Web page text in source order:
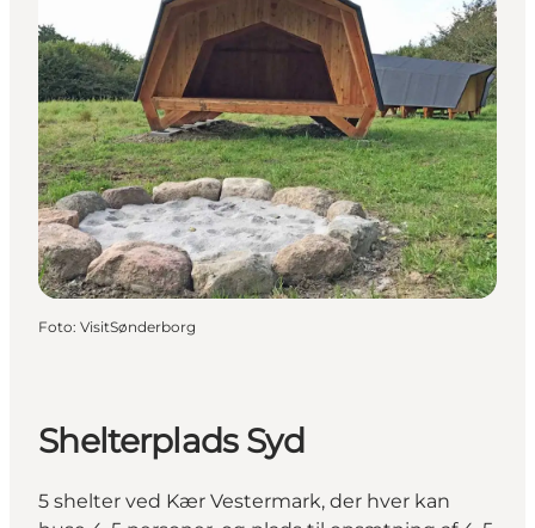
Foto: VisitSønderborg
Shelterplads Syd
5 shelter ved Kær Vestermark, der hver kan